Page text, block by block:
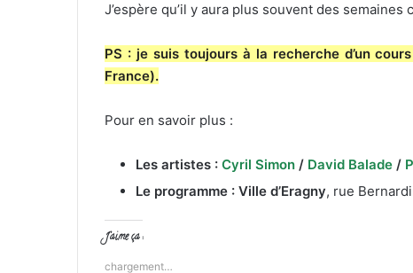
J’espère qu’il y aura plus souvent des semaines
PS : je suis toujours à la recherche d’un
France).
Pour en savoir plus :
Les artistes : Cyril Simon / David Balade /
Le programme : Ville d’Eragny, rue
J’aime ça :
chargement…